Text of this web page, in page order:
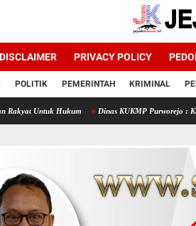
DISCLAIMER PRIVACY POLICY
POLITIK PEMERINTAH KRIMINAL
Dinas KUKMP Purworejo : Kuatkan UMKM,